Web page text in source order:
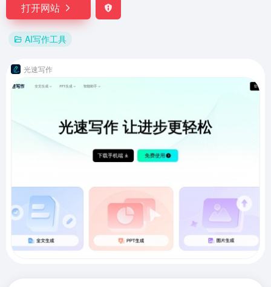
打开网站
AI写作工具
光速写作